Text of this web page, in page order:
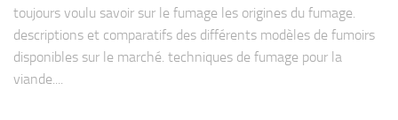
toujours voulu savoir sur le fumage les origines du fumage.
descriptions et comparatifs des différents modèles de fumoirs
disponibles sur le marché. techniques de fumage pour la
viande....